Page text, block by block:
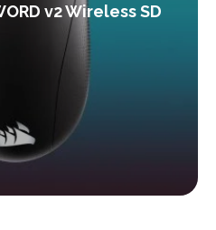
v2 Wireless SD